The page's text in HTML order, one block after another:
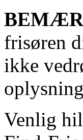
frisøren
ikke
Venlig